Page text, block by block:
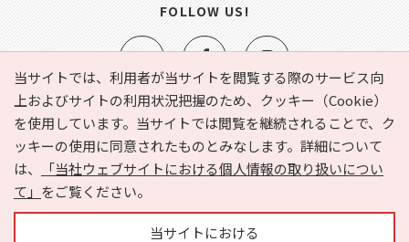
当サイトでは、利用者が当サイトを閲覧する際のサービス向
上およびサイトの利用状況把握のため、クッキー（Cookie）
を使用しています。当サイトでは閲覧を継続されることで、ク
ッキーの使用に同意されたものとみなします。詳細について
は、
「当社ウェブサイトにおける個人情報の取り扱いについ
て」 をご覧ください。
当サイトにおける
e-NAVITA（イーナビタ）とは？ お気に入り
ヘルプ
利用規約
個人情報の取り扱いについて
運営会社
サイトマップ
広告掲載に関するお問い合わせ
FOLLOW US!